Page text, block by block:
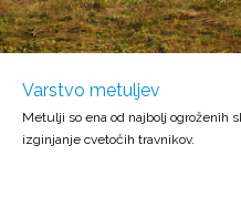
Varstvo metuljev
Metulji so ena od najbolj ogroženih
izginjanje cvetočih travnikov.